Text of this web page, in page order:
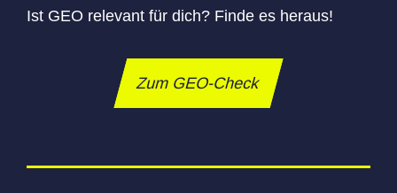
Ist GEO relevant für dich? Finde es heraus!
Zum GEO-Check